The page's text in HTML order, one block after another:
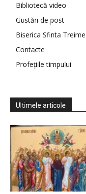
Bibliotecă video
Gustări de post
Biserica Sfinta Treime
Contacte
Profețiile timpului
Ultimele articole